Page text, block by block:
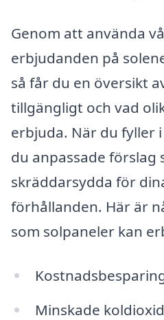
Genom att använda
erbjudanden på
så får du en översikt
tillgängligt och vad
erbjuda. När du fyller
du anpassade förslag
skräddarsydda för
förhållanden. Här är
som solpaneler kan
Minskade